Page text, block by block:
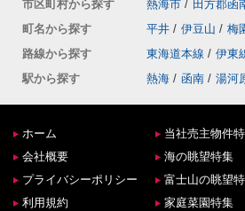
市区町村から探す 熱海市 / 田方郡函
町名から探す
平井 / 伊豆山 / 梅
路線から探す
東海道本線 / 伊東
駅から探す
熱海 / 函南 / 湯河
ホーム
会社概要
プライバシーポリシー
利用規約
当社売主物件
海の眺望特集
富士山の眺望
家庭菜園特集